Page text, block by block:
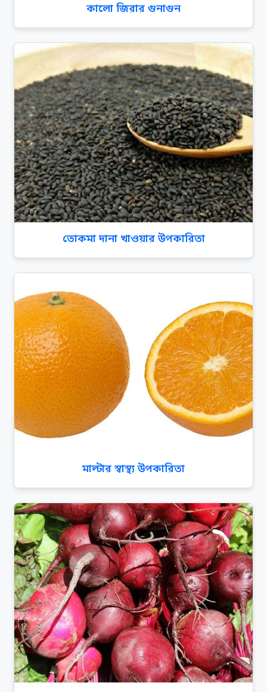
কালো জিরার গুনাগুন
তোকমা দানা খাওয়ার উপকারিতা
মাল্টার স্বাস্থ্য উপকারিতা